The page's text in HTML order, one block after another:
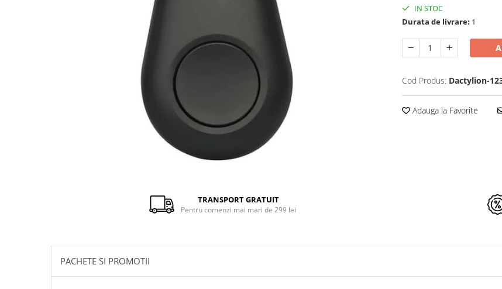
Facebook
IN STOC
Durata de livrare: 1
Cod Produs: Dactylion-
Adauga la Favorite
TRANSPORT GRATUIT
Pentru comenzi mai mari de 299 lei
PACHETE SI PROMOTII